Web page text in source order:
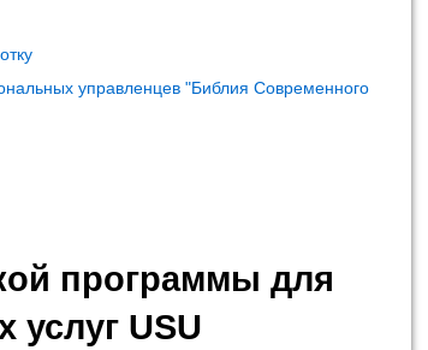
управленцев "Библия Современного
программы для
услуг USU